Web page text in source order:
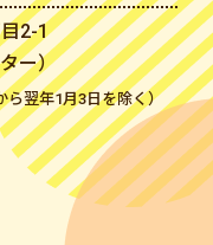
2-1
ー）
ら翌年1月3日を除く）